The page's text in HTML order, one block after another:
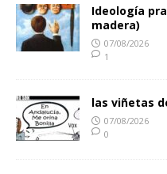
Ideología
madera)
07/08/2026
1
las viñetas
07/08/2026
0